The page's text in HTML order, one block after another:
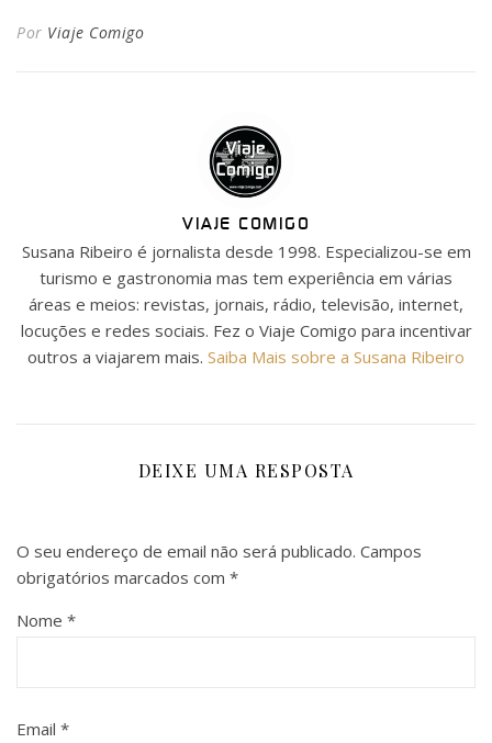
Por Viaje Comigo
VIAJE COMIGO
Susana Ribeiro é jornalista desde 1998. Especializou-se em
turismo e gastronomia mas tem experiência em várias
áreas e meios: revistas, jornais, rádio, televisão, internet,
locuções e redes sociais. Fez o Viaje Comigo para incentivar
outros a viajarem mais. Saiba Mais sobre a Susana Ribeiro
DEIXE UMA RESPOSTA
O seu endereço de email não será publicado. Campos
obrigatórios marcados com *
Nome *
Email *